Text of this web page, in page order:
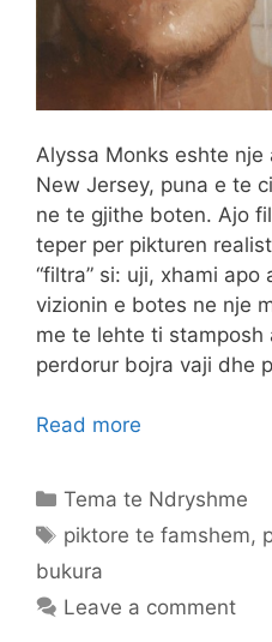
Alyssa Monks eshte
New Jersey, puna e te
ne te gjithe boten. Ajo
teper per pikturen
“filtra” si: uji, xhami
vizionin e botes ne nje
me te lehte ti stamposh
perdorur bojra vaji dhe
Read more
Categories
Tema te Ndryshme
Tags
piktore te famshem,
bukura
Leave a comment